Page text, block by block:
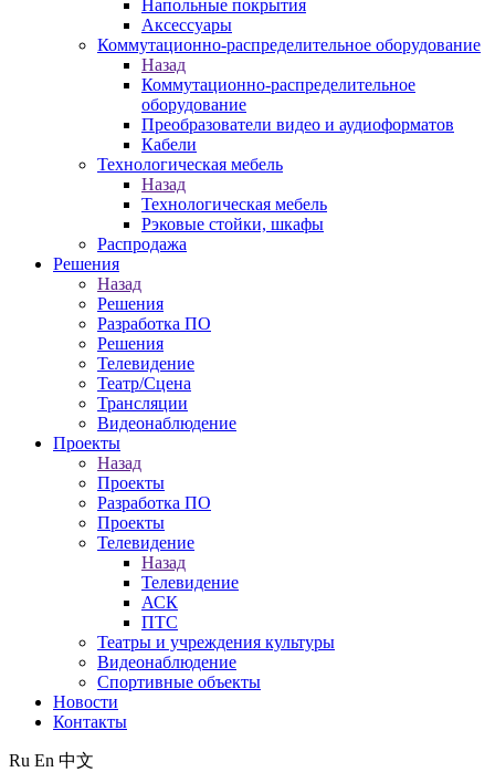
Напольные покрытия
Аксессуары
Коммутационно-распределительное оборудование
Назад
Коммутационно-распределительное
оборудование
Преобразователи видео и аудиоформатов
Кабели
Технологическая мебель
Назад
Технологическая мебель
Рэковые стойки, шкафы
Распродажа
Решения
Назад
Решения
Разработка ПО
Решения
Телевидение
Театр/Сцена
Трансляции
Видеонаблюдение
Проекты
Назад
Проекты
Разработка ПО
Проекты
Телевидение
Назад
Телевидение
АСК
ПТС
Театры и учреждения культуры
Видеонаблюдение
Спортивные объекты
Новости
Контакты
Ru En 中文